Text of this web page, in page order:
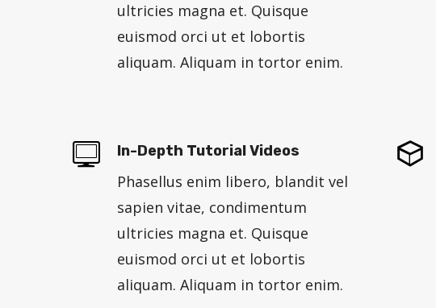
ultricies magna et. Quisque
euismod orci ut et lobortis
aliquam. Aliquam in tortor enim.
In-Depth Tutorial Videos
Phasellus enim libero, blandit vel
sapien vitae, condimentum
ultricies magna et. Quisque
euismod orci ut et lobortis
aliquam. Aliquam in tortor enim.